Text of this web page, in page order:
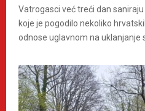
Vatrogasci već treći dan
koje je pogodilo nekoliko
odnose uglavnom na uklanjanje